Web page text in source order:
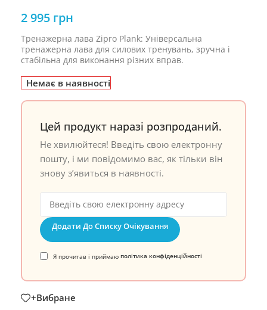
2 995 грн
Тренажерна лава Zipro Plank: Універсальна
тренажерна лава для силових тренувань, зручна і
стабільна для виконання різних вправ.
Немає в наявності
Цей продукт наразі розпроданий.
Не хвилюйтеся! Введіть свою електронну
пошту, і ми повідомимо вас, як тільки він
знову з’явиться в наявності.
Додати До Списку Очікування
Я прочитав і приймаю політика конфіденційності
+Вибране